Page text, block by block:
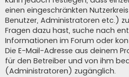
einen eingeschränkten
Benutzer, Administratoren etc.)
Fragen dazu hast, suche nach
Informationen im Forum oder
Die E-Mail-Adresse aus deinem
für den Betreiber und von ihm
(Administratoren) zugänglich.